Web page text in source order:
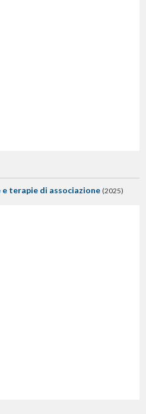
terapie di associazione (2025)